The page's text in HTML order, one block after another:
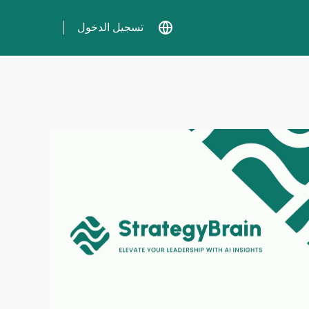
تسجيل الدخول